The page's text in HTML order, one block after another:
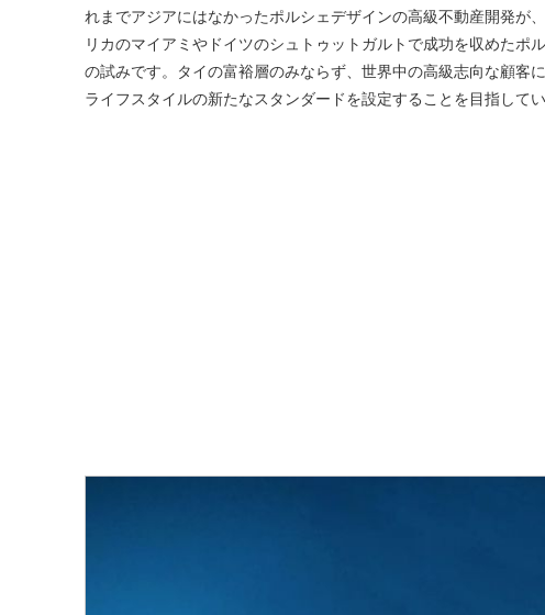
れまでアジアにはなかったポルシェデザインの高級不動産開発が
リカのマイアミやドイツのシュトゥットガルトで成功を収めたポ
の試みです。タイの富裕層のみならず、世界中の高級志向な顧客
ライフスタイルの新たなスタンダードを設定することを目指してい